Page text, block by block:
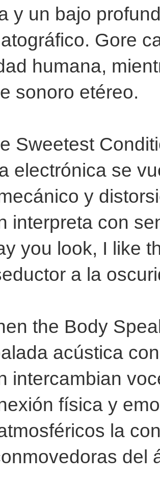
y un bajo
Gore
humana,
sonoro etéreo.
Sweetest
electrónica se
y
interpreta con
you look, I like
a la
the Body
acústica
intercambian
física y
la